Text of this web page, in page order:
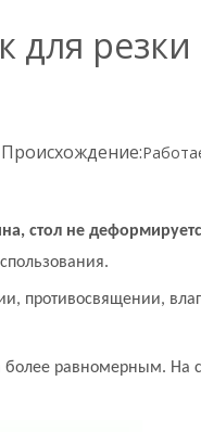
для
стол не
противосвящении,
равномерным. На